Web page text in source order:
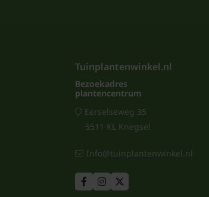
Tuinplantenwinkel.nl
Bezoekadres
plantencentrum
Eerselseweg 35
5511 KL Knegsel
Info@tuinplantenwinkel.nl